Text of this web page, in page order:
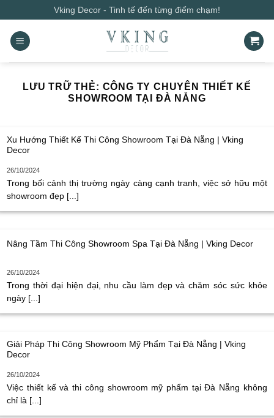
qua
nội
dung
Vking Decor - Tinh tế đến từng điểm chạm!
LƯU TRỮ THẺ: CÔNG TY CHUYÊN THIẾT KẾ
SHOWROOM TẠI ĐÀ NẴNG
Xu Hướng Thiết Kế Thi Công Showroom Tại Đà Nẵng | Vking
Decor
26/10/2024
Trong bối cảnh thị trường ngày càng cạnh tranh, việc sở hữu một
showroom đẹp [...]
Nâng Tầm Thi Công Showroom Spa Tại Đà Nẵng | Vking Decor
26/10/2024
Trong thời đại hiện đại, nhu cầu làm đẹp và chăm sóc sức khỏe
ngày [...]
Giải Pháp Thi Công Showroom Mỹ Phẩm Tại Đà Nẵng | Vking
Decor
26/10/2024
Việc thiết kế và thi công showroom mỹ phẩm tại Đà Nẵng không
chỉ là [...]